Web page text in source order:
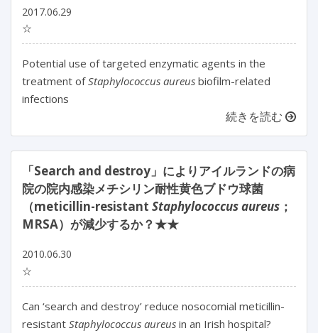
2017.06.29
☆
Potential use of targeted enzymatic agents in the
treatment ofStaphylococcus aureus biofilm-related
infections
続きを読む
「Search and destroy」によりアイルランドの病
院の院内感染メチシリン耐性黄色ブドウ球菌
（meticillin-resistant Staphylococcus aureus ；
MRSA）が減少するか？★★
2010.06.30
☆
Can ‘search and destroy’ reduce nosocomial meticillin-
resistant Staphylococcus aureus in an Irish hospital?